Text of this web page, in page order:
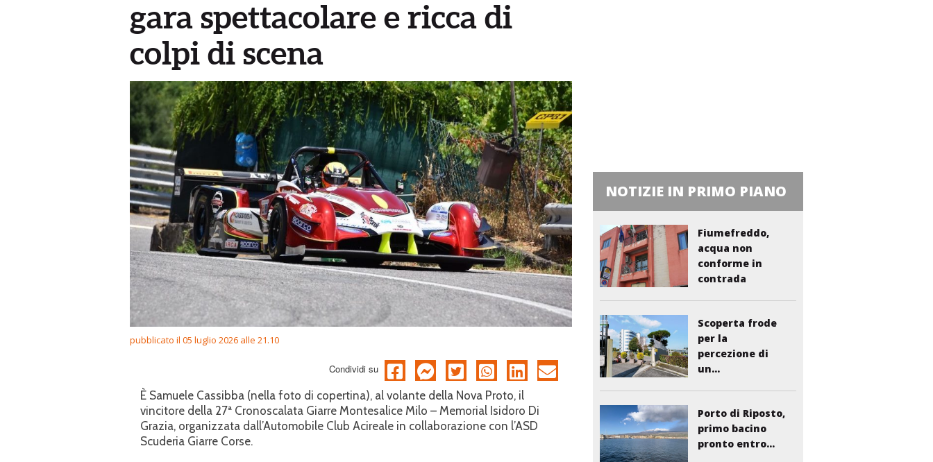
gara spettacolare e ricca di
colpi di scena
pubblicato il 05 luglio 2026 alle 21.10
Condividi su
È Samuele Cassibba (nella foto di copertina), al volante della Nova Proto, il
vincitore della 27ª Cronoscalata Giarre Montesalice Milo – Memorial Isidoro Di
Grazia, organizzata dall’Automobile Club Acireale in collaborazione con l’ASD
Scuderia Giarre Corse.
NOTIZIE IN PRIMO PIANO
Fiumefreddo,
acqua non
conforme in
contrada
Scoperta frode
per la
percezione di
un...
Porto di Riposto,
primo bacino
pronto entro...